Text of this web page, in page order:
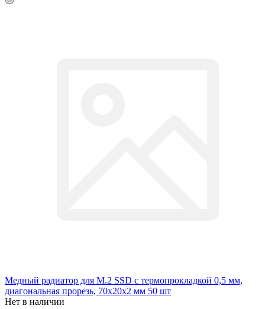
Медный радиатор для М.2 SSD с термопрокладкой 0,5 мм,
диагональная прорезь, 70х20х2 мм 50 шт
Нет в наличии